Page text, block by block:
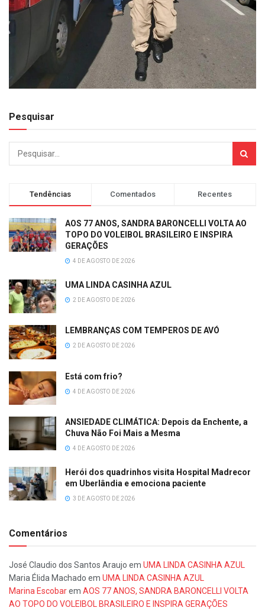
Pesquisar
Tendências Comentados Recentes
AOS 77 ANOS, SANDRA BARONCELLI VOLTA AO
TOPO DO VOLEIBOL BRASILEIRO E INSPIRA
GERAÇÕES
4 DE AGOSTO DE 2026
UMA LINDA CASINHA AZUL
2 DE AGOSTO DE 2026
LEMBRANÇAS COM TEMPEROS DE AVÓ
2 DE AGOSTO DE 2026
Está com frio?
4 DE AGOSTO DE 2026
ANSIEDADE CLIMÁTICA: Depois da Enchente, a
Chuva Não Foi Mais a Mesma
4 DE AGOSTO DE 2026
Herói dos quadrinhos visita Hospital Madrecor
em Uberlândia e emociona paciente
3 DE AGOSTO DE 2026
Comentários
José Claudio dos Santos Araujo em UMA LINDA CASINHA AZUL
Maria Élida Machado em UMA LINDA CASINHA AZUL
Marina Escobarem AOS 77 ANOS, SANDRA BARONCELLI VOLTA
AO TOPO DO VOLEIBOL BRASILEIRO E INSPIRA GERAÇÕES